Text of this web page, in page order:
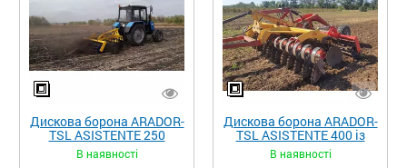
Дискова борона ARADOR-
TSL ASISTENTE 250
В наявності
Дискова борона ARADOR-
TSL ASISTENTE 400 із
причіпним
В наявності